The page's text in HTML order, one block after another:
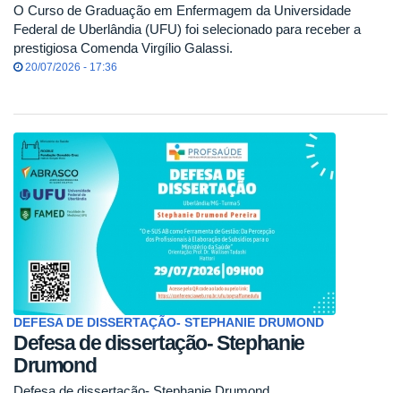
O Curso de Graduação em Enfermagem da Universidade
Federal de Uberlândia (UFU) foi selecionado para receber a
prestigiosa Comenda Virgílio Galassi.
20/07/2026 - 17:36
DEFESA DE DISSERTAÇÃO- STEPHANIE DRUMOND
Defesa de dissertação- Stephanie
Drumond